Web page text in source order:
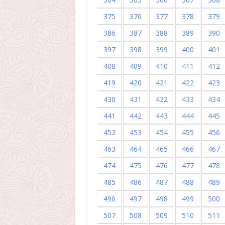
375
376 377 378
379
386
387 388 389
390
397
398 399 400
401
408
409 410 411
412
419
420 421 422
423
430
431 432 433
434
441
442 443 444
445
452
453 454 455
456
463
464 465 466
467
474
475 476 477
478
485
486 487 488
489
496
497 498 499
500
507
508 509 510 511